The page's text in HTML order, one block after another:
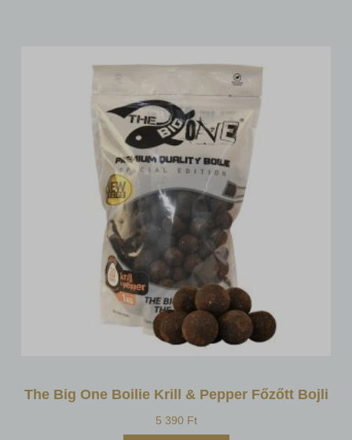
The Big One Boilie Krill & Pepper Főzőtt Bojli
5 390 Ft